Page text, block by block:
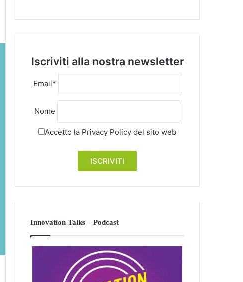
Iscriviti alla nostra newsletter
Email*
Nome
Accetto la Privacy Policy del sito web
Innovation Talks – Podcast